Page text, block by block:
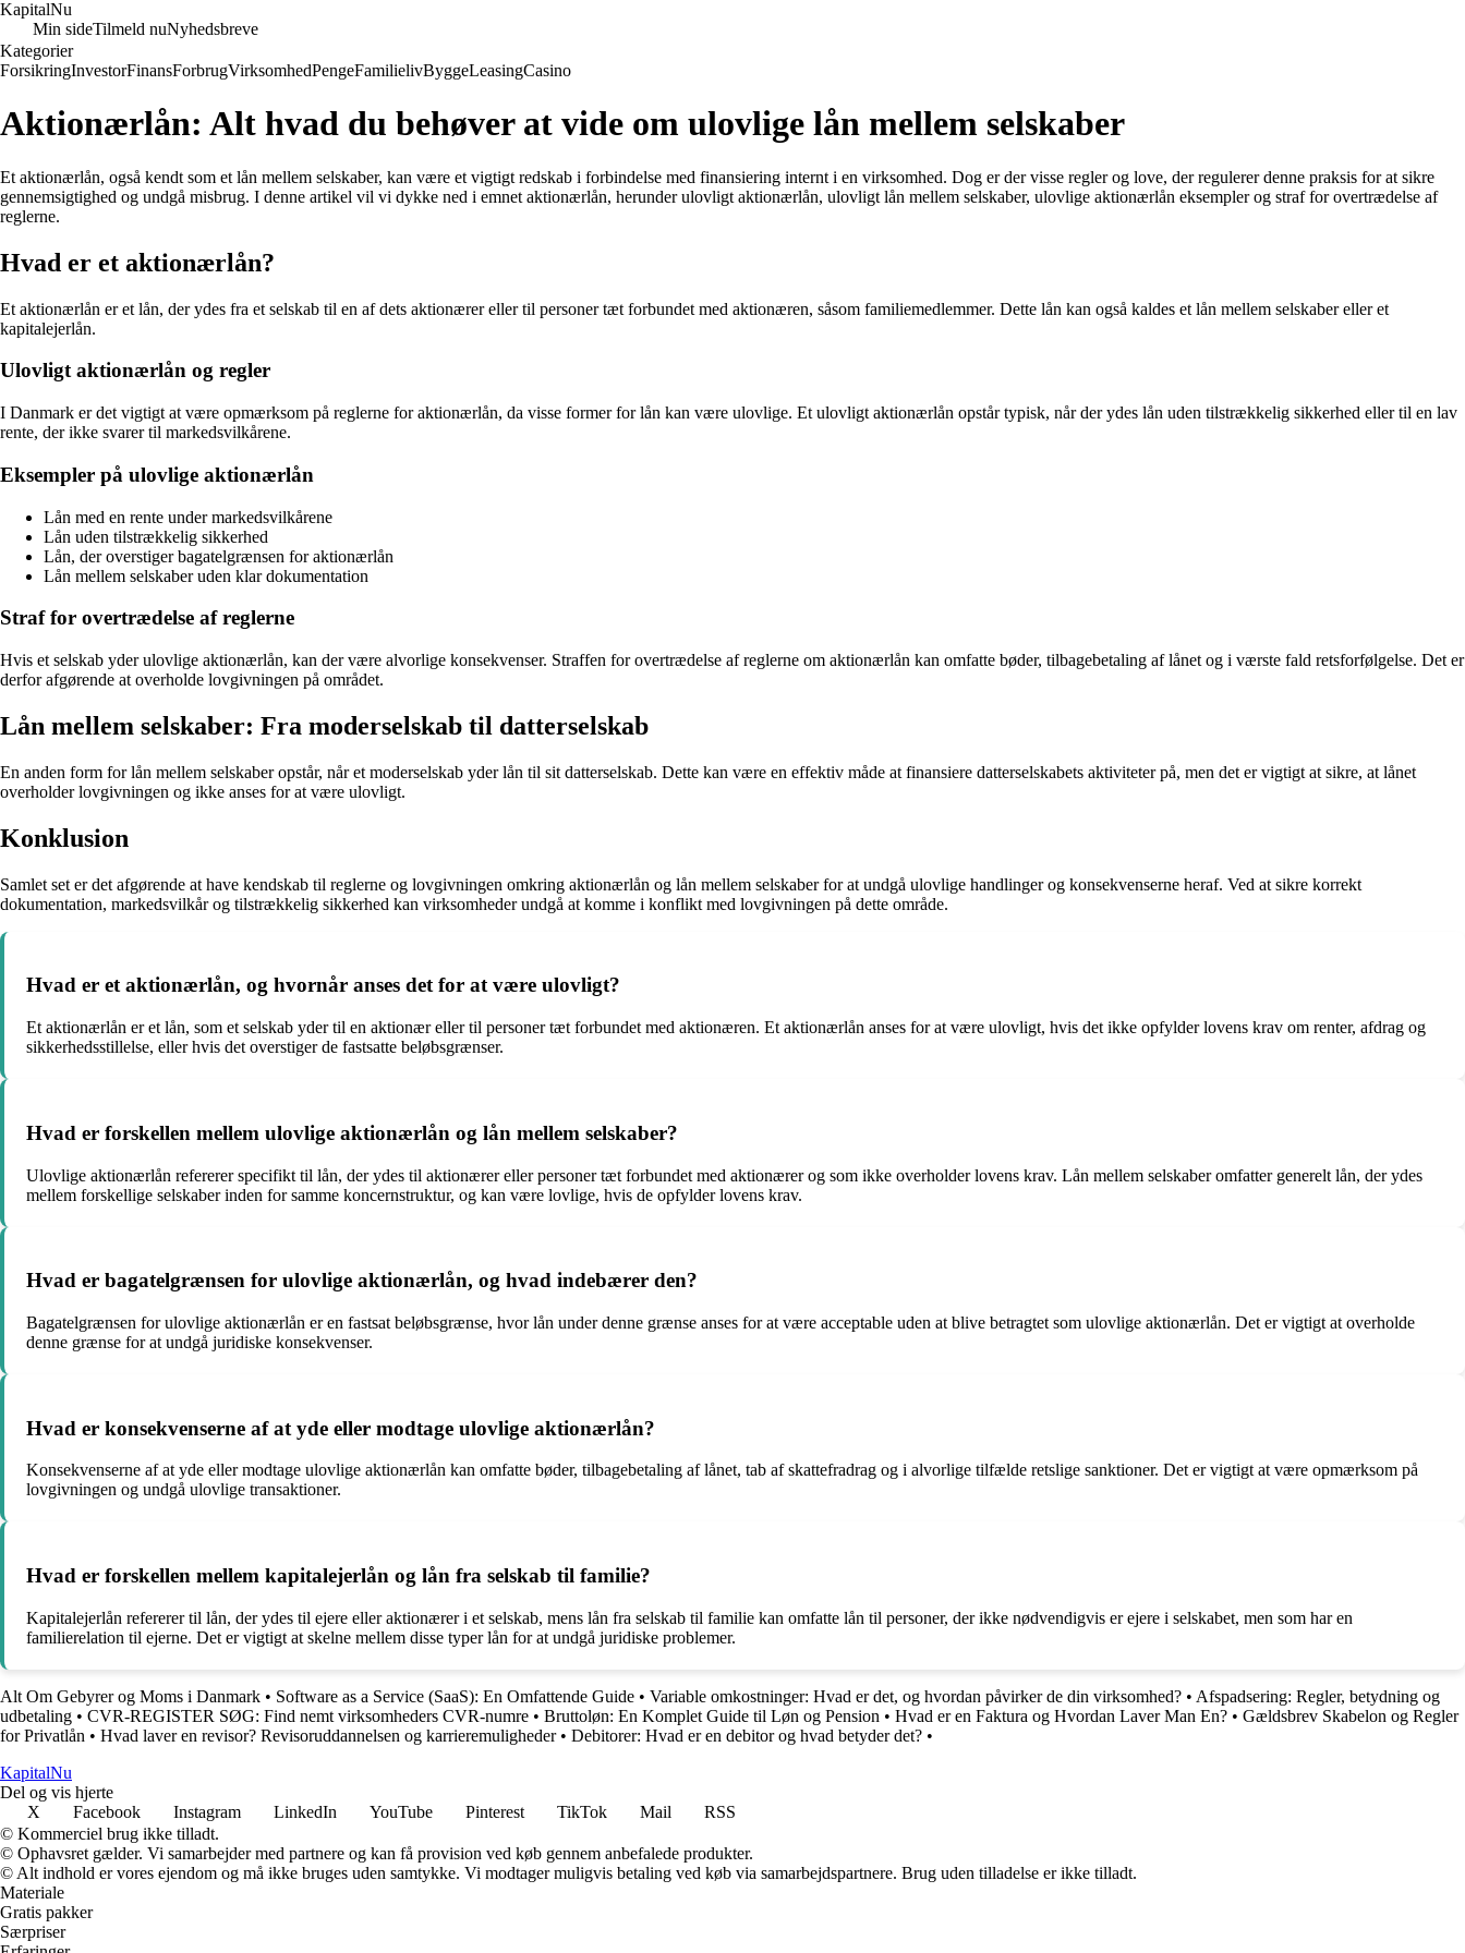
KapitalNu
Min sideTilmeld nuNyhedsbreve
Kategorier
ForsikringInvestorFinansForbrugVirksomhedPengeFamilielivByggeLeasingCasino
Aktionærlån: Alt hvad du behøver at vide om ulovlige lån mellem selskaber
Et aktionærlån, også kendt som et lån mellem selskaber, kan være et vigtigt redskab i forbindelse med finansiering internt i en virksomhed. Dog er der visse regler og love, der regulerer denne praksis for at sikre
gennemsigtighed og undgå misbrug. I denne artikel vil vi dykke ned i emnet aktionærlån, herunder ulovligt aktionærlån, ulovligt lån mellem selskaber, ulovlige aktionærlån eksempler og straf for overtrædelse af
reglerne.
Hvad er et aktionærlån?
Et aktionærlån er et lån, der ydes fra et selskab til en af dets aktionærer eller til personer tæt forbundet med aktionæren, såsom familiemedlemmer. Dette lån kan også kaldes et lån mellem selskaber eller et
kapitalejerlån.
Ulovligt aktionærlån og regler
I Danmark er det vigtigt at være opmærksom på reglerne for aktionærlån, da visse former for lån kan være ulovlige. Et ulovligt aktionærlån opstår typisk, når der ydes lån uden tilstrækkelig sikkerhed eller til en lav
rente, der ikke svarer til markedsvilkårene.
Eksempler på ulovlige aktionærlån
Lån med en rente under markedsvilkårene
Lån uden tilstrækkelig sikkerhed
Lån, der overstiger bagatelgrænsen for aktionærlån
Lån mellem selskaber uden klar dokumentation
Straf for overtrædelse af reglerne
Hvis et selskab yder ulovlige aktionærlån, kan der være alvorlige konsekvenser. Straffen for overtrædelse af reglerne om aktionærlån kan omfatte bøder, tilbagebetaling af lånet og i værste fald retsforfølgelse. Det er
derfor afgørende at overholde lovgivningen på området.
Lån mellem selskaber: Fra moderselskab til datterselskab
En anden form for lån mellem selskaber opstår, når et moderselskab yder lån til sit datterselskab. Dette kan være en effektiv måde at finansiere datterselskabets aktiviteter på, men det er vigtigt at sikre, at lånet
overholder lovgivningen og ikke anses for at være ulovligt.
Konklusion
Samlet set er det afgørende at have kendskab til reglerne og lovgivningen omkring aktionærlån og lån mellem selskaber for at undgå ulovlige handlinger og konsekvenserne heraf. Ved at sikre korrekt
dokumentation, markedsvilkår og tilstrækkelig sikkerhed kan virksomheder undgå at komme i konflikt med lovgivningen på dette område.
Hvad er et aktionærlån, og hvornår anses det for at være ulovligt?
Et aktionærlån er et lån, som et selskab yder til en aktionær eller til personer tæt forbundet med aktionæren. Et aktionærlån anses for at være ulovligt, hvis det ikke opfylder lovens krav om renter, afdrag og
sikkerhedsstillelse, eller hvis det overstiger de fastsatte beløbsgrænser.
Hvad er forskellen mellem ulovlige aktionærlån og lån mellem selskaber?
Ulovlige aktionærlån refererer specifikt til lån, der ydes til aktionærer eller personer tæt forbundet med aktionærer og som ikke overholder lovens krav. Lån mellem selskaber omfatter generelt lån, der ydes
mellem forskellige selskaber inden for samme koncernstruktur, og kan være lovlige, hvis de opfylder lovens krav.
Hvad er bagatelgrænsen for ulovlige aktionærlån, og hvad indebærer den?
Bagatelgrænsen for ulovlige aktionærlån er en fastsat beløbsgrænse, hvor lån under denne grænse anses for at være acceptable uden at blive betragtet som ulovlige aktionærlån. Det er vigtigt at overholde
denne grænse for at undgå juridiske konsekvenser.
Hvad er konsekvenserne af at yde eller modtage ulovlige aktionærlån?
Konsekvenserne af at yde eller modtage ulovlige aktionærlån kan omfatte bøder, tilbagebetaling af lånet, tab af skattefradrag og i alvorlige tilfælde retslige sanktioner. Det er vigtigt at være opmærksom på
lovgivningen og undgå ulovlige transaktioner.
Hvad er forskellen mellem kapitalejerlån og lån fra selskab til familie?
Kapitalejerlån refererer til lån, der ydes til ejere eller aktionærer i et selskab, mens lån fra selskab til familie kan omfatte lån til personer, der ikke nødvendigvis er ejere i selskabet, men som har en
familierelation til ejerne. Det er vigtigt at skelne mellem disse typer lån for at undgå juridiske problemer.
Alt Om Gebyrer og Moms i Danmark • Software as a Service (SaaS): En Omfattende Guide • Variable omkostninger: Hvad er det, og hvordan påvirker de din virksomhed? • Afspadsering: Regler, betydning og
udbetaling • CVR-REGISTER SØG: Find nemt virksomheders CVR-numre • Bruttoløn: En Komplet Guide til Løn og Pension • Hvad er en Faktura og Hvordan Laver Man En? • Gældsbrev Skabelon og Regler
for Privatlån • Hvad laver en revisor? Revisoruddannelsen og karrieremuligheder• Debitorer: Hvad er en debitor og hvad betyder det? •
KapitalNu
Del og vis hjerte
X
Facebook Instagram LinkedIn YouTube Pinterest TikTok Mail
RSS
© Kommerciel brug ikke tilladt.
© Ophavsret gælder. Vi samarbejder med partnere og kan få provision ved køb gennem anbefalede produkter.
© Alt indhold er vores ejendom og må ikke bruges uden samtykke. Vi modtager muligvis betaling ved køb via samarbejdspartnere. Brug uden tilladelse er ikke tilladt.
Materiale
Gratis pakker
Særpriser